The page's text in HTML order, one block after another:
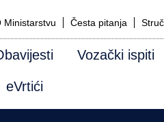
Ministarstvu Česta pitanja
Vozački ispiti
eVrtići